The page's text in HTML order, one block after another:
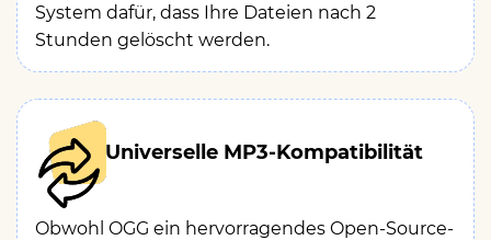
System dafür, dass Ihre Dateien nach 2
Stunden gelöscht werden.
Universelle MP3-Kompatibilität
Obwohl OGG ein hervorragendes Open-Source-